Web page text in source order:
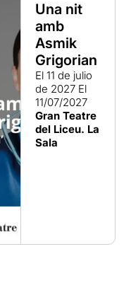
Una nit
amb
Asmik
Grigorian
El 11 de julio
de 2027 El
11/07/2027
Gran Teatre
del Liceu. La
Sala